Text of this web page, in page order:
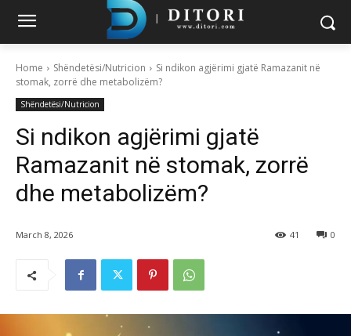
Home Shëndetësi/Nutricion
Si ndikon agjërimi gjatë Ramazanit në
stomak, zorrë dhe metabolizëm?
Shëndetësi/Nutricion
Si ndikon agjërimi gjatë
Ramazanit në stomak, zorrë
dhe metabolizëm?
March 8, 2026 0
41